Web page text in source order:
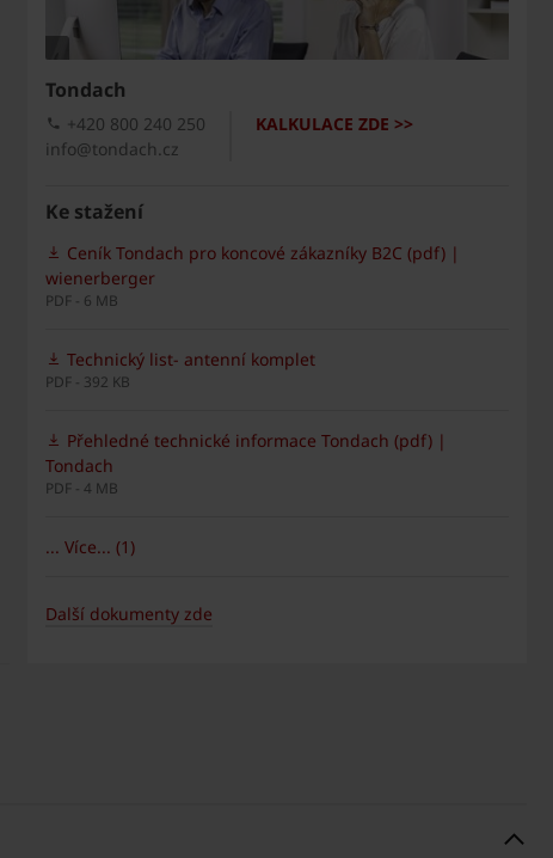
Tondach
KALKULACE ZDE >>
+420 800 240 250
info@tondach.cz
Ke stažení
Ceník Tondach pro koncové zákazníky B2C (pdf) |
wienerberger
PDF - 6 MB
Technický list- antenní komplet
PDF - 392 KB
Přehledné technické informace Tondach (pdf) |
Tondach
PDF - 4 MB
... Více... (1)
Další dokumenty zde